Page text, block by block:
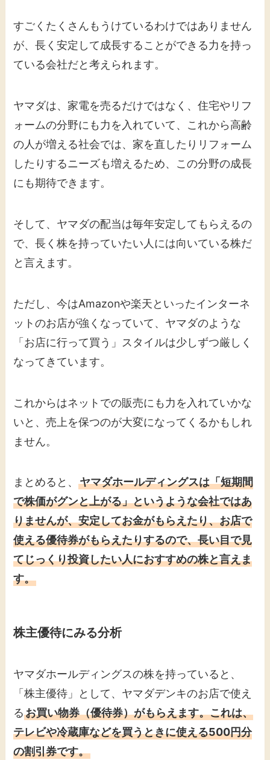
すごくたくさんもうけているわけではありません
が、長く安定して成長することができる力を持っ
ている会社だと考えられます。
ヤマダは、家電を売るだけではなく、住宅やリフ
ォームの分野にも力を入れていて、これから高齢
の人が増える社会では、家を直したりリフォーム
したりするニーズも増えるため、この分野の成長
にも期待できます。
そして、ヤマダの配当は毎年安定してもらえるの
で、長く株を持っていたい人には向いている株だ
と言えます。
ただし、今はAmazonや楽天といったインターネ
ットのお店が強くなっていて、ヤマダのような
「お店に行って買う」スタイルは少しずつ厳しく
なってきています。
これからはネットでの販売にも力を入れていかな
いと、売上を保つのが大変になってくるかもしれ
ません。
まとめると、ヤマダホールディングスは「短期間
で株価がグンと上がる」というような会社ではあ
りませんが、安定してお金がもらえたり、お店で
使える優待券がもらえたりするので、長い目で見
てじっくり投資したい人におすすめの株と言えま
す。
株主優待にみる分析
ヤマダホールディングスの株を持っていると、
「株主優待」として、ヤマダデンキのお店で使え
るお買い物券（優待券）がもらえます。これは、
テレビや冷蔵庫などを買うときに使える500円分
の割引券です。